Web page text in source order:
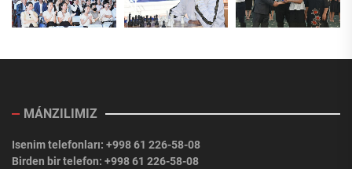
MÁNZILIMIZ
Isenim telefonları: +998 61 226-58-08
Birden bir telefon: +998 61 226-58-08